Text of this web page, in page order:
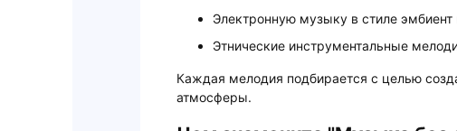
Электронную музыку в стиле эмбиент
Этнические инструментальные
Каждая мелодия подбирается с целью
атмосферы.